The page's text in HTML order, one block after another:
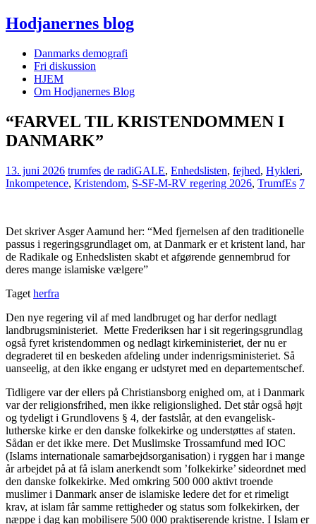
Hodjanernes blog
Danmarks demografi
Fri diskussion
HJEM
Om Hodjanernes Blog
“FARVEL TIL KRISTENDOMMEN I
DANMARK”
13. juni 2026 trumfes de radiGALE, Enhedslisten, fejhed, Hykleri,
Inkompetence, Kristendom, S-SF-M-RV regering 2026, TrumfEs 7
Det skriver Asger Aamund her: “Med fjernelsen af den traditionelle
passus i regeringsgrundlaget om, at Danmark er et kristent land, har
de Radikale og Enhedslisten skabt et afgørende gennembrud for
deres mange islamiske vælgere”
Taget herfra
Den nye regering vil af med landbruget og har derfor nedlagt
landbrugsministeriet. Mette Frederiksen har i sit regeringsgrundlag
også fyret kristendommen og nedlagt kirkeministeriet, der nu er
degraderet til en beskeden afdeling under indenrigsministeriet. Så
uanseelig, at den ikke engang er udstyret med en departementschef.
Tidligere var der ellers på Christiansborg enighed om, at i Danmark
var der religionsfrihed, men ikke religionslighed. Det står også højt
og tydeligt i Grundlovens § 4, der fastslår, at den evangelisk-
lutherske kirke er den danske folkekirke og understøttes af staten.
Sådan er det ikke mere. Det Muslimske Trossamfund med IOC
(Islams internationale samarbejdsorganisation) i ryggen har i mange
år arbejdet på at få islam anerkendt som ’folkekirke’ sideordnet med
den danske folkekirke. Med omkring 500 000 aktivt troende
muslimer i Danmark anser de islamiske ledere det for et rimeligt
krav, at islam får samme rettigheder og status som folkekirken, der
næppe i dag kan mobilisere 500 000 praktiserende kristne. I Islam er